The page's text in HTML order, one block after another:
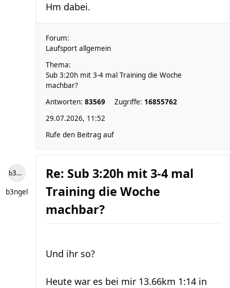
Hm dabei.
Forum:
Laufsport allgemein
Thema:
Sub 3:20h mit 3-4 mal Training die Woche
machbar?
Antworten: 83569 Zugriffe: 16855762
29.07.2026, 11:52
Rufe den Beitrag auf
b3ngel
b3ngel
Re: Sub 3:20h mit 3-4 mal
Training die Woche
machbar?
Und ihr so?
Heute war es bei mir 13.66km 1:14 in